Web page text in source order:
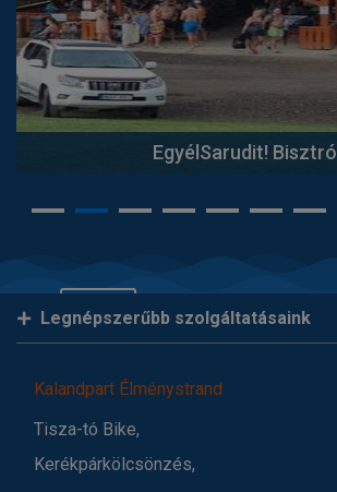
EgyélSarudit! Bisztró
Legnépszerűbb szolgáltatásaink
Kalandpart Élménystrand
Tisza-tó Bike,
Kerékpárkölcsönzés,